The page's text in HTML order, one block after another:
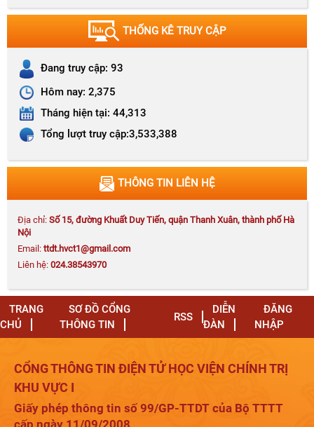
Kế hoạch số 171-KH/HVCTKV I hệ thống kiến
thức và hướng dẫn ôn thi tốt nghiệp các lớp
CCLLCT hệ tập trung K72 (tuyển sinh đợt 2)
Thông báo số 203-TB/HVCTKV I kế hoạch thi bổ
sung lớp CCLLCT
khu vực I
Xây dựng "lá chắn thép" trên không gian mạng
trong tình hình mới
THỐNG KÊ TRUY CẬP
Đang truy cập: 93
Hôm nay: 2,375
Tháng hiện tại: 44,313
Tổng lượt truy cập:3,533,388
THÔNG TIN LIÊN HỆ
Địa chỉ: Số 15, đường Khuất Duy Tiến, quận Thanh Xuân, thành phố Hà
Nội
Email: ttdt.hvct1@gmail.com
Liên hệ: 024.38543970
TRANG
CHỦ
SƠ ĐỒ CỔNG
THÔNG TIN
RSS
DIỄN
ĐÀN
ĐĂNG
NHẬP
CỔNG THÔNG TIN ĐIỆN TỬ HỌC VIỆN CHÍNH TRỊ
KHU VỰC I
Giấy phép thông tin số 99/GP-TTDT của Bộ TTTT